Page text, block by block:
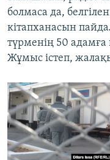
болмаса да,
кітапханасын
түрменің 50 адамға
Жұмыс істеп,